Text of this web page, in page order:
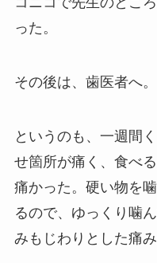
った。
その後は、歯医者へ。
というのも、一週間
せ箇所が痛く、食べ
痛かった。硬い物を
るので、ゆっくり噛
みもじわりとした痛み